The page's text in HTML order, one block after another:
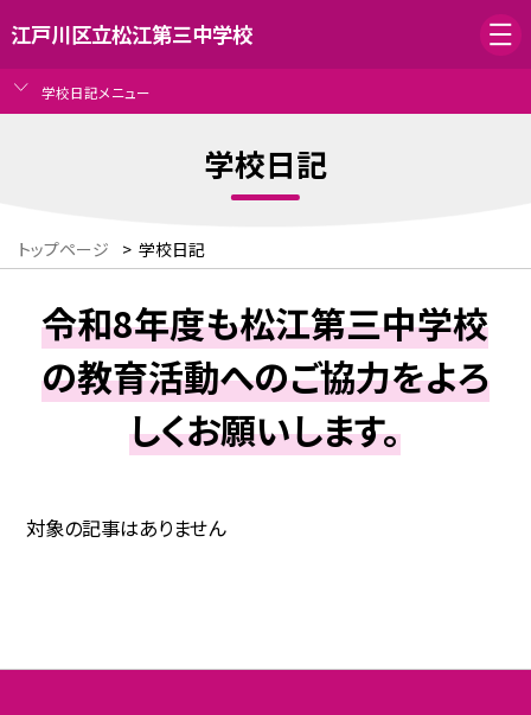
江戸川区立松江第三中学校
学校日記メニュー
学校日記
トップページ > 学校日記
令和8年度も松江第三中学校
の教育活動へのご協力をよろ
しくお願いします。
対象の記事はありません